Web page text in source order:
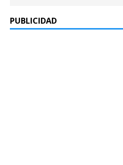
PUBLICIDAD